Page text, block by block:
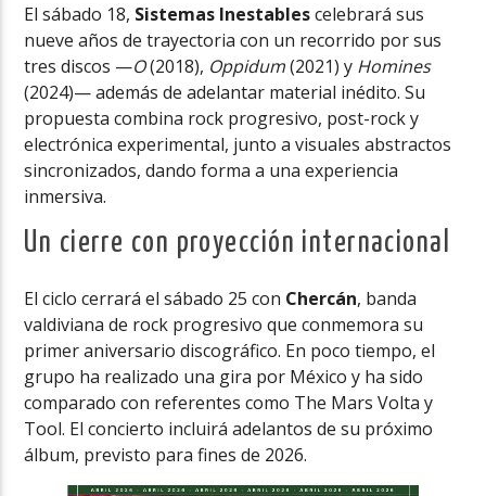
El sábado 18, Sistemas Inestablescelebrará sus
nueve años de trayectoria con un recorrido por sus
tres discos —O(2018), Oppidum(2021) y Homines
(2024)— además de adelantar material inédito. Su
propuesta combina rock progresivo, post-rock y
electrónica experimental, junto a visuales abstractos
sincronizados, dando forma a una experiencia
inmersiva.
Un cierre con proyección internacional
El ciclo cerrará el sábado 25 con Chercán, banda
valdiviana de rock progresivo que conmemora su
primer aniversario discográfico. En poco tiempo, el
grupo ha realizado una gira por México y ha sido
comparado con referentes como The Mars Volta y
Tool. El concierto incluirá adelantos de su próximo
álbum, previsto para fines de 2026.